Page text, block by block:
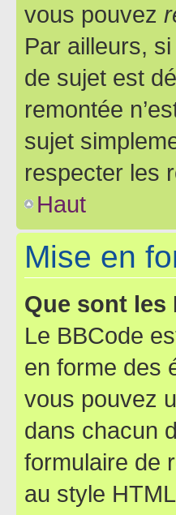
vous pouvez
Par ailleurs,
de sujet est
remontée
sujet
respecter les
Haut
Mise en
Que sont les
Le BBCode
en forme des
vous pouvez
dans chacun
formulaire de
au style